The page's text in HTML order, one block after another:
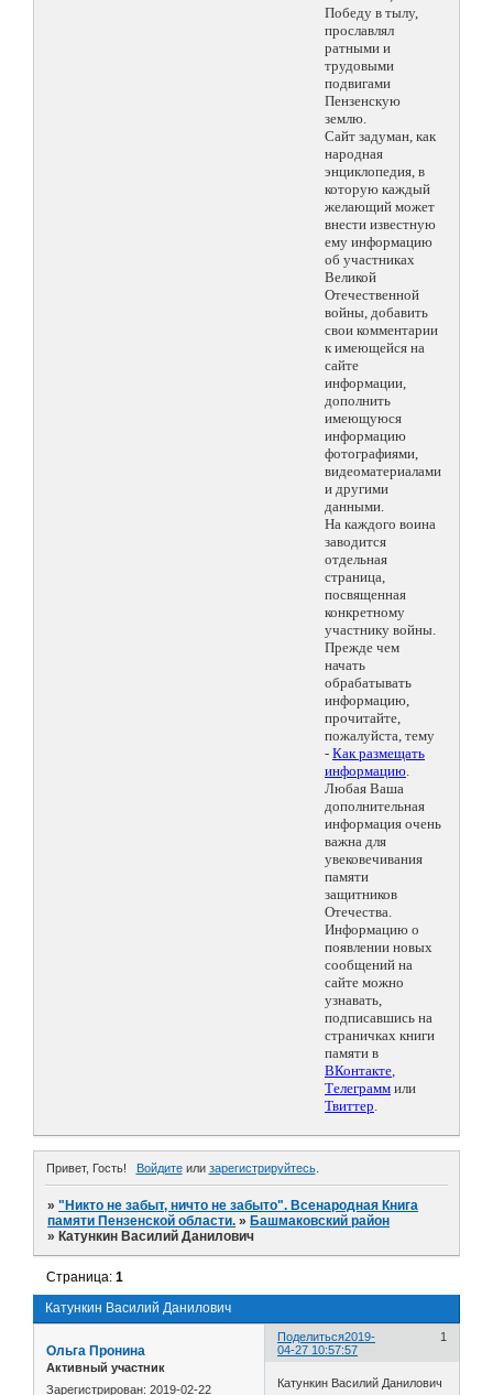
Победу в тылу,
прославлял
ратными и
трудовыми
подвигами
Пензенскую
землю.
Сайт задуман, как
народная
энциклопедия, в
которую каждый
желающий может
внести известную
ему информацию
об участниках
Великой
Отечественной
войны, добавить
свои комментарии
к имеющейся на
сайте
информации,
дополнить
имеющуюся
информацию
фотографиями,
видеоматериалами
и другими
данными.
На каждого воина
заводится
отдельная
страница,
посвященная
конкретному
участнику войны.
Прежде чем
начать
обрабатывать
информацию,
прочитайте,
пожалуйста, тему
- Как размещать
информацию.
Любая Ваша
дополнительная
информация очень
важна для
увековечивания
памяти
защитников
Отечества.
Информацию о
появлении новых
сообщений на
сайте можно
узнавать,
подписавшись на
страничках книги
памяти в
ВКонтакте,
Телеграмм или
Твиттер.
Привет, Гость! Войдитеили зарегистрируйтесь.
»"Никто не забыт, ничто не забыто". Всенародная Книга
памяти Пензенской области. » Башмаковский район
» Катункин Василий Данилович
Катункин Василий Данилович
Страница:1
Поделиться 1
2019-
04-27 10:57:57
Ольга Пронина
Активный участник
Зарегистрирован: 2019-02-22
Катункин Василий Данилович